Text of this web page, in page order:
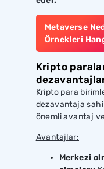
Metaverse
Örnekleri
Kripto
Kripto para
dezavantaja
önemli avantaj
Avantajlar:
Merkezi